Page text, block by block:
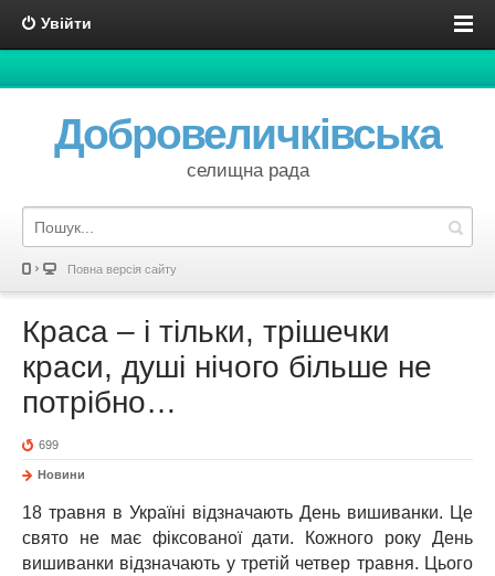
Увійти
Добровеличківська
селищна рада
Повна версія сайту
Краса – і тільки, трішечки
краси, душі нічого більше не
потрібно…
699
Новини
18 травня в Україні відзначають День вишиванки. Це
свято не має фіксованої дати. Кожного року День
вишиванки відзначають у третій четвер травня. Цього